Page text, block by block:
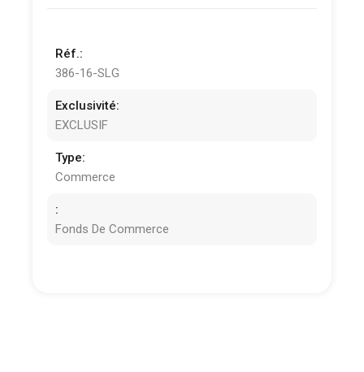
Réf.:
386-16-SLG
Exclusivité:
EXCLUSIF
Type:
Commerce
:
Fonds De Commerce